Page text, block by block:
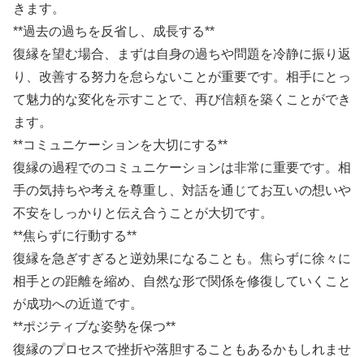
きます。
**過去の過ちを反省し、成長する**
復縁を望む場合、まずは自身の過ちや問題を冷静に振り返
り、改善する努力を怠らないことが重要です。相手にとっ
て魅力的な変化を示すことで、再び信頼を築くことができ
ます。
**コミュニケーションを大切にする**
復縁の過程でのコミュニケーションは非常に重要です。相
手の気持ちや考えを尊重し、対話を通じてお互いの想いや
不安をしっかりと伝え合うことが大切です。
**焦らずに行動する**
復縁を急ぎすぎると逆効果になることも。焦らずに徐々に
相手との距離を縮め、自然な形で関係を修復していくこと
が成功への近道です。
**ポジティブな姿勢を保つ**
復縁のプロセスで挫折や落胆することもあるかもしれませ